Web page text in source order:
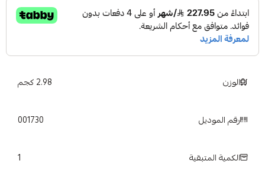
الوزن 2.98 كجم
رقم الموديل 001730
الكمية المتبقية 1